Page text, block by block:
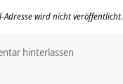
Adresse wird nicht veröffentlicht.